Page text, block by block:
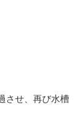
させ、再び水槽